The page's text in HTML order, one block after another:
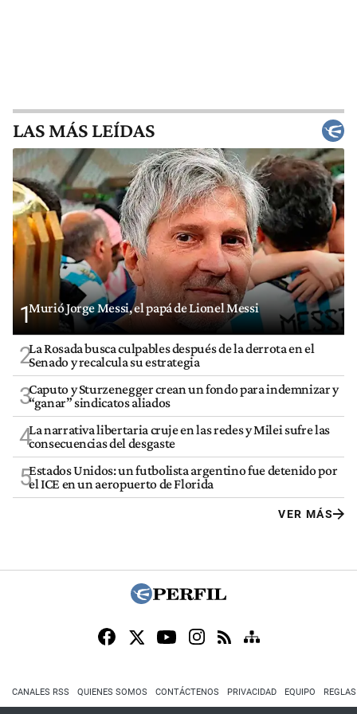
LAS MÁS LEÍDAS
1Murió Jorge Messi, el papá de Lionel Messi
2La Rosada busca culpables después de la derrota en el
Senado y recalcula su estrategia
3Caputo y Sturzenegger crean un fondo para indemnizar y
“ganar” sindicatos aliados
4La narrativa libertaria cruje en las redes y Milei sufre las
consecuencias del desgaste
5Estados Unidos: un futbolista argentino fue detenido por
el ICE en un aeropuerto de Florida
VER MÁS
CANALES RSS QUIENES SOMOS CONTÁCTENOS PRIVACIDAD EQUIPO